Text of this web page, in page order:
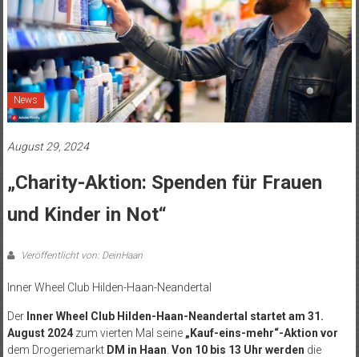
News
August 29, 2024
„Charity-Aktion: Spenden für Frauen
und Kinder in Not“
Veröffentlicht von: DeinHaan
Inner Wheel Club Hilden-Haan-Neandertal
Der Inner Wheel Club Hilden-Haan-Neandertal startetam 31.
August 2024zum vierten Mal seine „Kauf-eins-mehr“-Aktion vor
dem Drogeriemarkt DM in Haan Von 10 bis 13 Uhr werden die